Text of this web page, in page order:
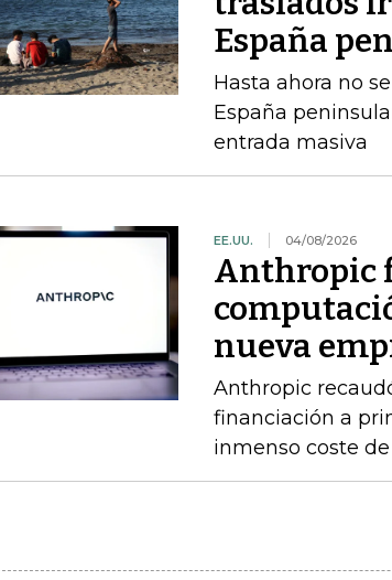
España
Hasta ahora no
España
entrada masiva
EE.UU. 04/08/2026
Anthropic
nueva
Anthropic
financiación a
inmenso coste